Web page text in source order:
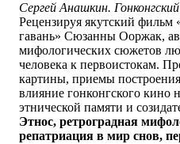
Сергей Анашкин.
Рецензируя якутский
гавань» Сюзанны Ооржак,
мифологических сюжетов
человека к первоистокам.
картины, приемы
влияние гонконгского кино
этнической памяти и
Этнос, ретроградная
репатриация в мир снов,